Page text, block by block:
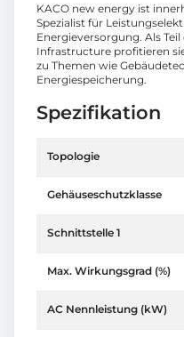
KACO new energy ist
Spezialist für
Energieversorgung. Als
Infrastructure profitieren
zu Themen wie
Energiespeicherung.
Spezifikation
Topologie
Gehäuseschutzklasse
Schnittstelle 1
Max. Wirkungsgrad (%)
AC Nennleistung (kW)